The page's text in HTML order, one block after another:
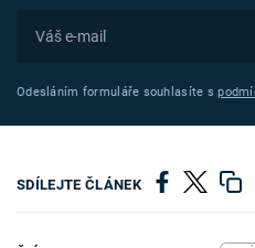
Odesláním formuláře souhlasíte s
SDÍLEJTE ČLÁNEK